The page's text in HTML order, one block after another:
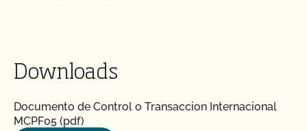
Downloads
Documento de Control o Transaccion Internacional
MCPF05 (pdf)